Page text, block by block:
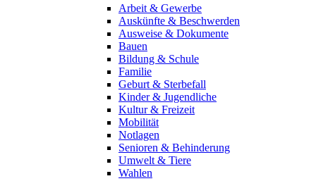
Arbeit & Gewerbe
Auskünfte & Beschwerden
Ausweise & Dokumente
Bauen
Bildung & Schule
Familie
Geburt & Sterbefall
Kinder & Jugendliche
Kultur & Freizeit
Mobilität
Notlagen
Senioren & Behinderung
Umwelt & Tiere
Wahlen